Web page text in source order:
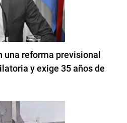
una reforma previsional
y exige 35 años de